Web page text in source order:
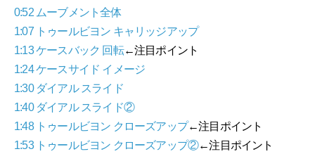
0:52 ムーブメント全体
1:07 トゥールビヨン キャリッジアップ
1:13 ケースバック 回転←注目ポイント
1:24 ケースサイド イメージ
1:30 ダイアル スライド
1:40 ダイアル スライド②
1:48 トゥールビヨン クローズアップ←注目ポイント
1:53 トゥールビヨン クローズアップ②←注目ポイント